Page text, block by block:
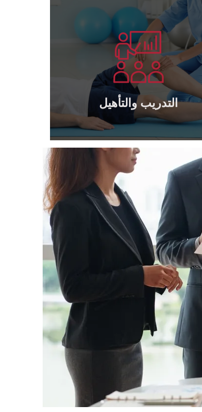
التدريب والتأهيل
التدريب والتأهيل
تدريب وتأهيل كافة مديري وكوادر الشركات
الخاصة والحكومية
يتعلم أكثر